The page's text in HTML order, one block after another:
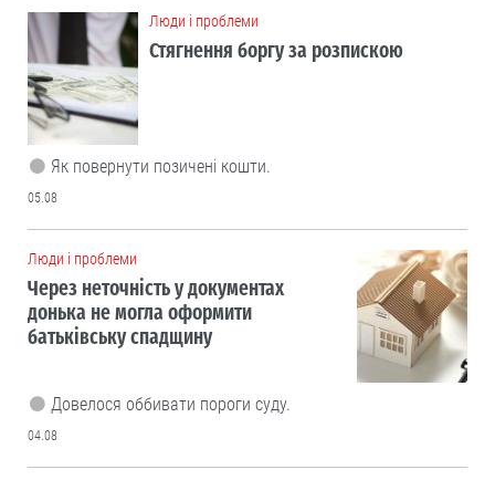
Люди і проблеми
Стягнення боргу за розпискою
Як повернути позичені кошти.
05.08
Люди і проблеми
Через неточність у документах
донька не могла оформити
батьківську спадщину
Довелося оббивати пороги суду.
04.08